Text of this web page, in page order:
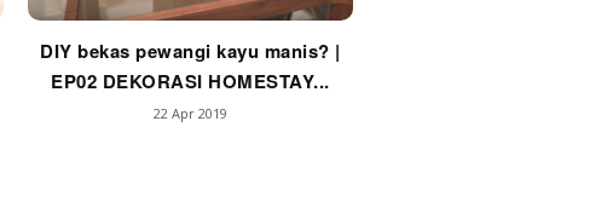
DIY bekas pewangi kayu manis? |
EP02 DEKORASI HOMESTAY...
22 Apr 2019